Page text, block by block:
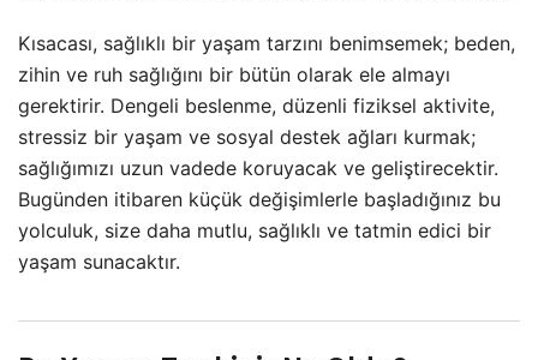
Kısacası, sağlıklı bir yaşam tarzını benimsemek; beden,
zihin ve ruh sağlığını bir bütün olarak ele almayı
gerektirir. Dengeli beslenme, düzenli fiziksel aktivite,
stressiz bir yaşam ve sosyal destek ağları kurmak;
sağlığımızı uzun vadede koruyacak ve geliştirecektir.
Bugünden itibaren küçük değişimlerle başladığınız bu
yolculuk, size daha mutlu, sağlıklı ve tatmin edici bir
yaşam sunacaktır.